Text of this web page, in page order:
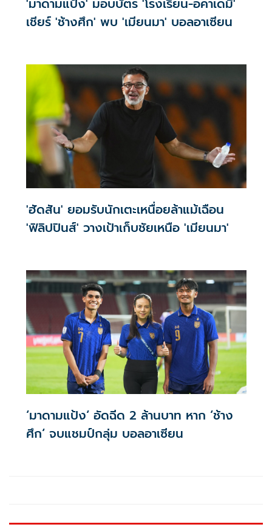
เชียร์ 'ช้างศึก' พบ 'เมียนมา' บอลอาเซียน
'ฮัดสัน' ยอมรับนักเตะเหนื่อยล้าแม้เฉือน
'ฟิลิปปินส์' วางเป้าเก็บชัยเหนือ 'เมียนมา'
‘มาดามแป้ง‘ อัดฉีด 2 ล้านบาท หาก ‘ช้าง
ศึก‘ จบแชมป์กลุ่ม บอลอาเซียน